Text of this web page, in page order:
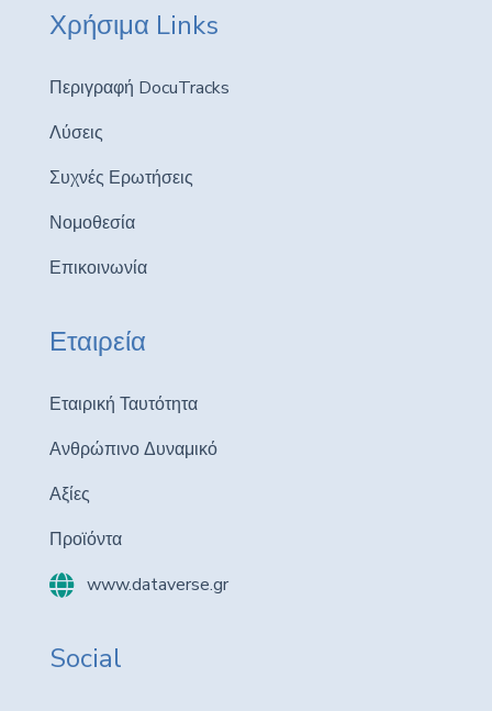
Χρήσιμα Links
Περιγραφή DocuTracks
Λύσεις
Συχνές Ερωτήσεις
Νομοθεσία
Επικοινωνία
Εταιρεία
Εταιρική Ταυτότητα
Ανθρώπινο Δυναμικό
Αξίες
Προϊόντα
www.dataverse.gr
Social